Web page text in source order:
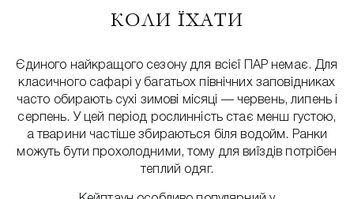
КОЛИ ЇХАТИ
Єдиного найкращого сезону для всієї ПАР немає. Для
класичного сафарі у багатьох північних заповідниках
часто обирають сухі зимові місяці — червень, липень і
серпень. У цей період рослинність стає менш густою,
а тварини частіше збираються біля водойм. Ранки
можуть бути прохолодними, тому для виїздів потрібен
теплий одяг.